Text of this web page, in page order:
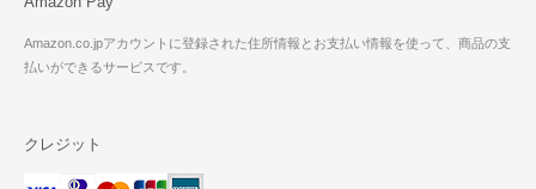
Amazon.co.jpアカウントに登録された住所情報とお支払い情報を使って、商品の支
払いができるサービスです。
クレジット